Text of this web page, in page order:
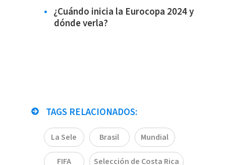
¿Cuándo inicia la Eurocopa 2024 y
dónde verla?
TAGS RELACIONADOS:
La Sele Brasil Mundial
FIFA Selección de Costa Rica